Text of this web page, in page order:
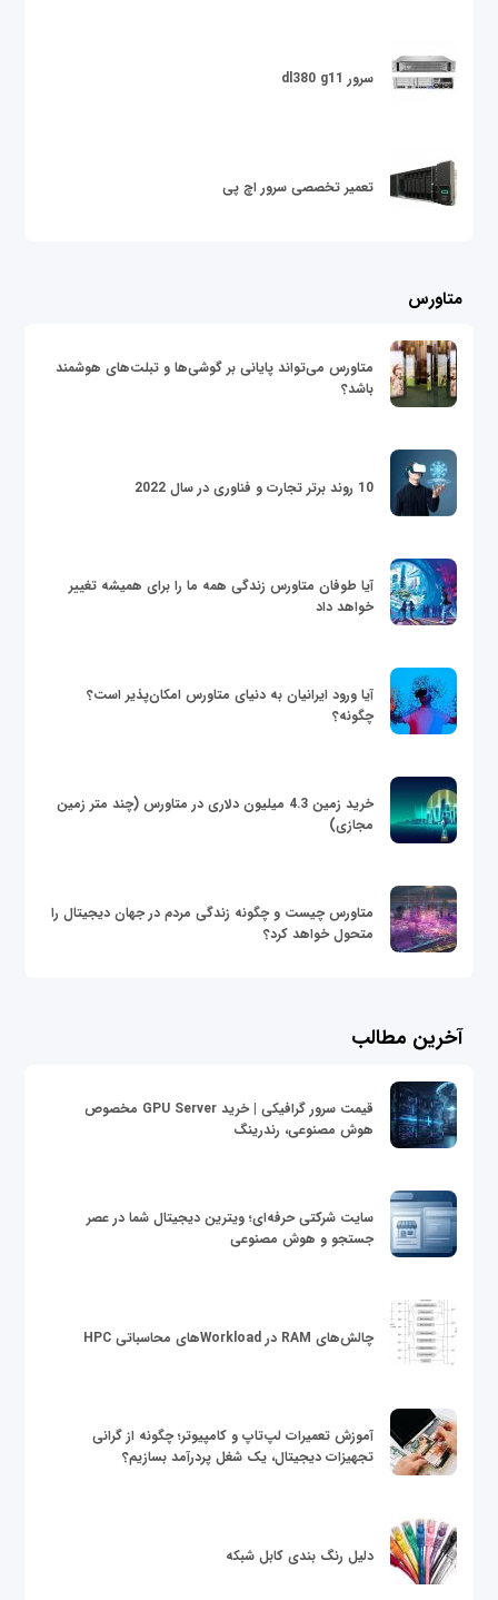
سرور dl380 g11
تعمیر تخصصی سرور اچ پی
متاورس
متاورس می‌تواند پایانی بر گوشی‌ها و تبلت‌های هوشمند
باشد؟
10 روند برتر تجارت و فناوری در سال 2022
آیا طوفان متاورس زندگی همه ما را برای همیشه تغییر
خواهد داد
آیا ورود ایرانیان به دنیای متاورس امکان‌پذیر است؟
چگونه؟
خرید زمین 4.3 میلیون دلاری در متاورس (چند متر زمین
مجازی)
متاورس چیست و چگونه زندگی مردم در جهان دیجیتال را
متحول خواهد کرد؟
آخرین مطالب
قیمت سرور گرافیکی | خرید GPU Server مخصوص
هوش مصنوعی، رندرینگ
سایت شرکتی حرفه‌ای؛ ویترین دیجیتال شما در عصر
جستجو و هوش مصنوعی
چالش‌های RAM در Workloadهای محاسباتی HPC
آموزش تعمیرات لپ‌تاپ و کامپیوتر؛ چگونه از گرانی
تجهیزات دیجیتال، یک شغل پردرآمد بسازیم؟
دلیل رنگ بندی کابل شبکه